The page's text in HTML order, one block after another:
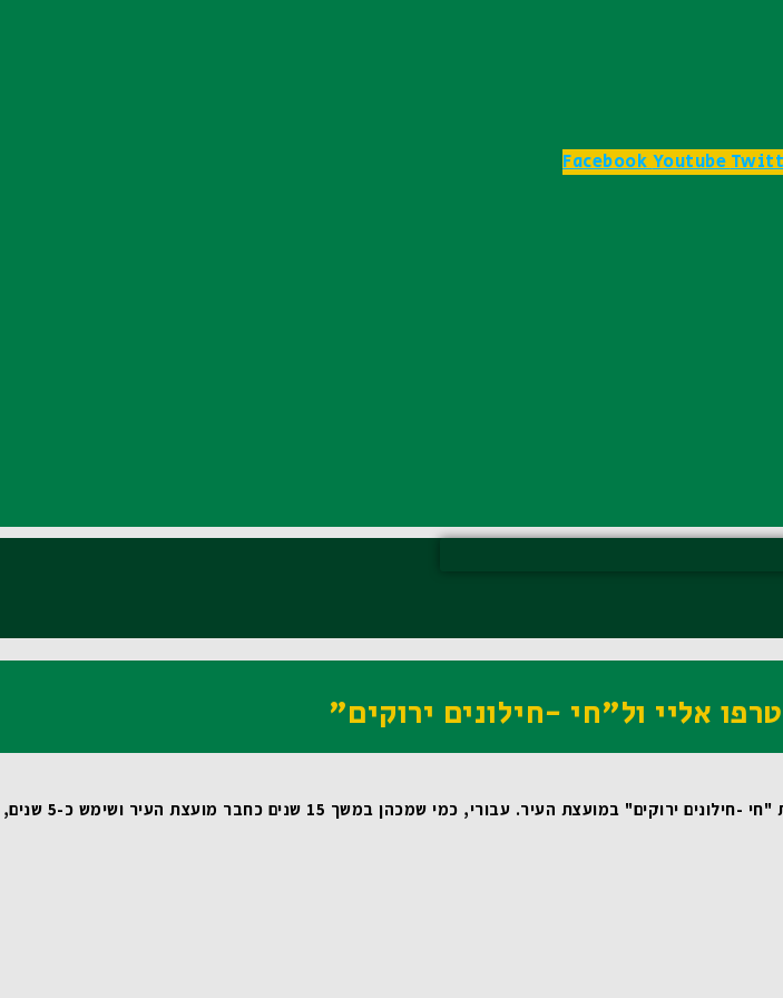
FacebookYoutube
אליי ול"חי -חילונים ירוקים"
-חילונים ירוקים" במועצת העיר. עבורי, כמי שמכהן במשך 15 שנים כחבר מועצת העיר ושימש כ-5 שנים, כסגן ראש העיר, מדובר במהלך טבעי ומתבקש. עבורי זאת משימת חיים!